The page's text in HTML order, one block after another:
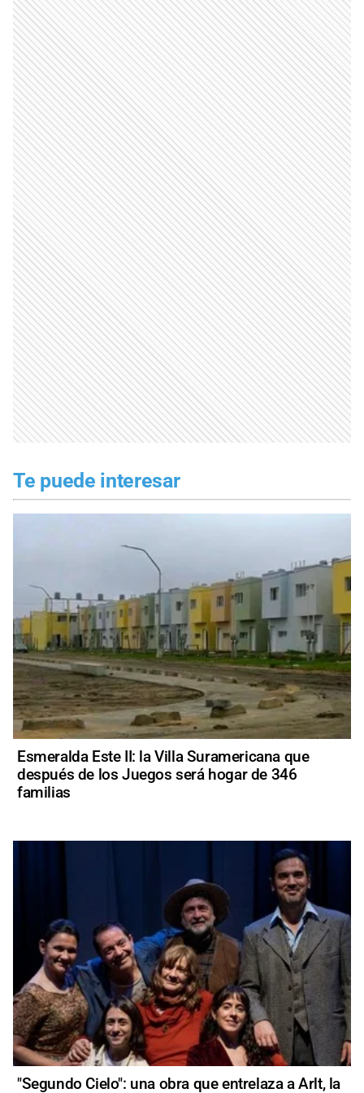
Te puede interesar
Esmeralda Este II: la Villa Suramericana que
después de los Juegos será hogar de 346
familias
"Segundo Cielo": una obra que entrelaza a Arlt, la